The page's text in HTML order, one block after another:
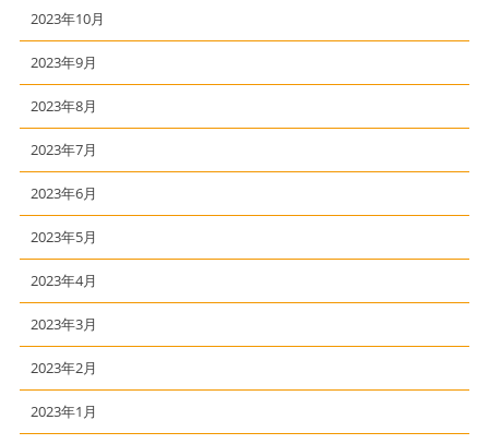
2023年10月
2023年9月
2023年8月
2023年7月
2023年6月
2023年5月
2023年4月
2023年3月
2023年2月
2023年1月